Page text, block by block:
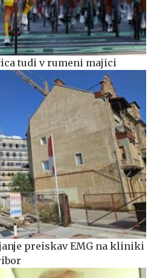
tudi v rumeni majici
preiskav EMG na kliniki